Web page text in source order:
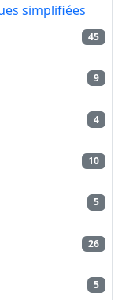
simplifiées
45
9
4
10
5
26
5